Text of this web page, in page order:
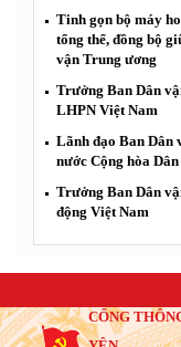
Tinh gọn bộ máy
tổng thể, đồng bộ
vận Trung ương
Trưởng Ban Dân
LHPN Việt Nam
Lãnh đạo Ban Dân
nước Cộng hòa
Trưởng Ban Dân
động Việt Nam
CỔNG